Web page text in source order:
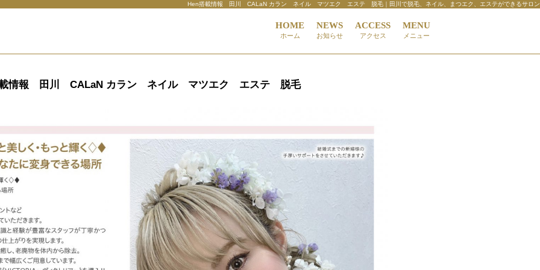
Hen搭載情報 田川 CALaN カラン ネイル マツエク エステ 脱毛｜田川で脱毛、ネイル、まつエク、エステができるサロン
載情報 田川 CALaN カラン ネイル マツエク エステ 脱毛
MENU
メニュー
ACCESS
アクセス
NEWS
お知らせ
HOME
ホーム